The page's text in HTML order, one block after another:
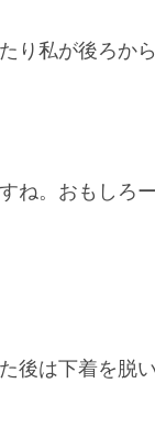
り私が後ろか
ね。おもし
後は下着を脱